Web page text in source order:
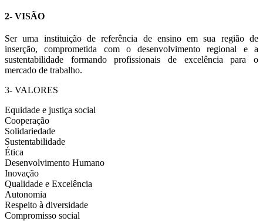
2- VISÃO
Ser uma instituição de referência de ensino em sua região de
inserção, comprometida com o desenvolvimento regional e a
sustentabilidade formando profissionais de excelência para o
mercado de trabalho.
3- VALORES
Equidade e justiça social
Cooperação
Solidariedade
Sustentabilidade
Ética
Desenvolvimento Humano
Inovação
Qualidade e Excelência
Autonomia
Respeito à diversidade
Compromisso social